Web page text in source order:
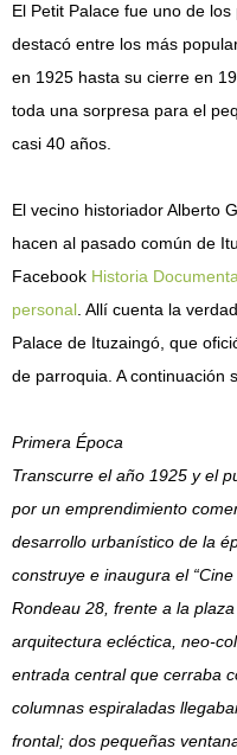
El Petit Palace fue uno de
destacó entre los más
en 1925 hasta su cierre en
toda una sorpresa para el
casi 40 años.
El vecino historiador Alberto
hacen al pasado común de
Facebook Historia
personal . Allí cuenta la
Palace de Ituzaingó, que
de parroquia. A continuación
Primera Época
Transcurre el año 1925 y el
por un emprendimiento
desarrollo urbanístico de la
construye e inaugura el
Rondeau 28, frente a la
arquitectura ecléctica, neo-
entrada central que cerraba
columnas espiraladas
frontal; dos pequeñas